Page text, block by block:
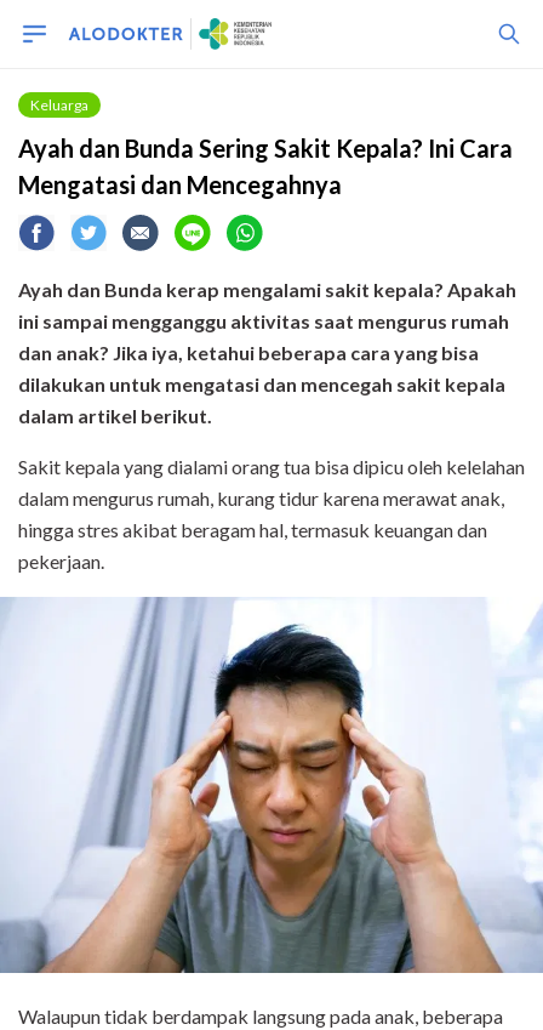
Keluarga
Ayah dan Bunda Sering Sakit Kepala? Ini Cara
Mengatasi dan Mencegahnya
Ayah dan Bunda kerap mengalami sakit kepala? Apakah
ini sampai mengganggu aktivitas saat mengurus rumah
dan anak? Jika iya, ketahui beberapa cara yang bisa
dilakukan untuk mengatasi dan mencegah sakit kepala
dalam artikel berikut.
Sakit kepala yang dialami orang tua bisa dipicu oleh kelelahan
dalam mengurus rumah, kurang tidur karena merawat anak,
hingga stres akibat beragam hal, termasuk keuangan dan
pekerjaan.
Walaupun tidak berdampak langsung pada anak, beberapa